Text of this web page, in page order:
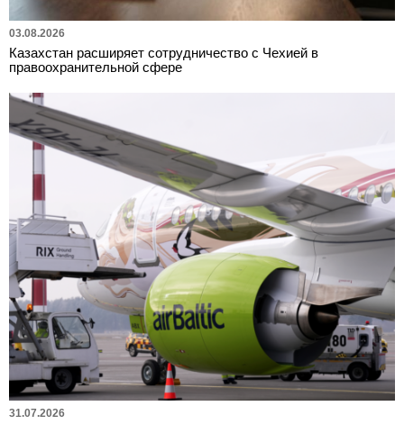
03.08.2026
Казахстан расширяет сотрудничество с Чехией в
правоохранительной сфере
31.07.2026